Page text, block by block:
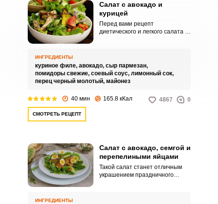
Салат с авокадо и
курицей
Перед вами рецепт
диетического и легкого салата с
ИНГРЕДИЕНТЫ
куриное филе, авокадо, сыр пармезан,
помидоры свежие, соевый соус, лимонный сок,
перец черный молотый, майонез
40 мин 165.8 кКал 4867 0
СМОТРЕТЬ РЕЦЕПТ
Салат с авокадо, семгой и
перепелиными яйцами
Такой салат станет отличным
украшением праздничного
ИНГРЕДИЕНТЫ